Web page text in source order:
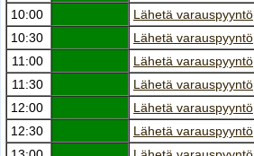
10:00
Lähetä varauspyyntö
10:30
Lähetä varauspyyntö
11:00
Lähetä varauspyyntö
11:30
Lähetä varauspyyntö
12:00
Lähetä varauspyyntö
12:30
Lähetä varauspyyntö